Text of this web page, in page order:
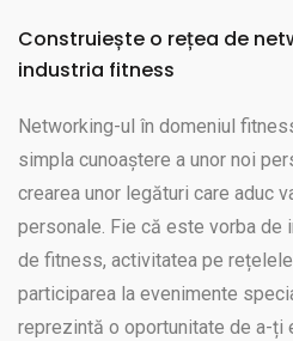
Construiește o rețea de
industria fitness
Networking-ul în domeniul
simpla cunoaștere a unor noi
crearea unor legături care aduc
personale. Fie că este vorba de
de fitness, activitatea pe
participarea la evenimente
reprezintă o oportunitate de a-ți